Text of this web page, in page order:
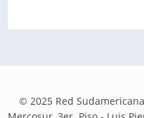
© 2025 Red